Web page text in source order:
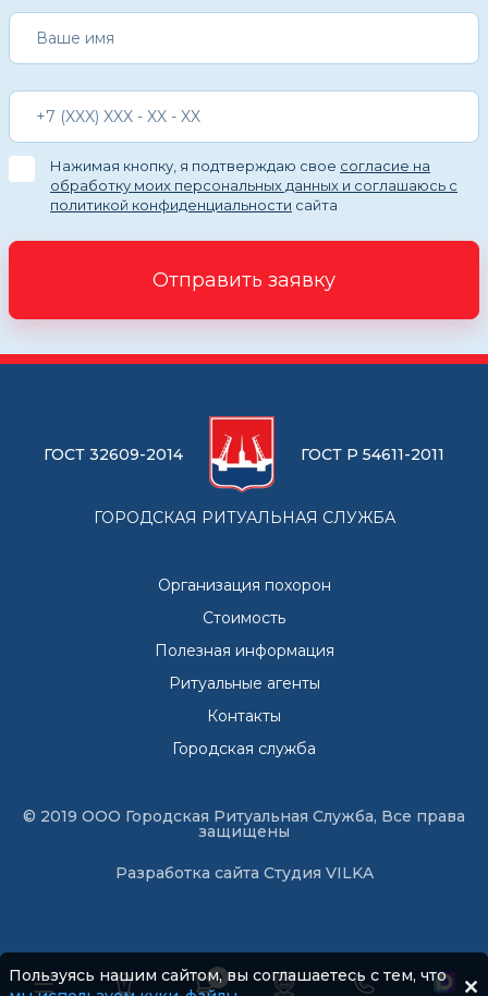
Нажимая кнопку, я подтверждаю свое согласие на
обработку моих персональных данных и соглашаюсь с
политикой конфиденциальности сайта
Отправить заявку
ГОСТ 32609-2014 ГОСТ Р 54611-2011
ГОРОДСКАЯ РИТУАЛЬНАЯ СЛУЖБА
Организация похорон
Стоимость
Полезная информация
Ритуальные агенты
Контакты
Городская служба
© 2019 ООО Городская Ритуальная Служба, Все права
защищены
Разработка сайта Студия VILKA
0
Пользуясь нашим сайтом, вы соглашаетесь с тем, что